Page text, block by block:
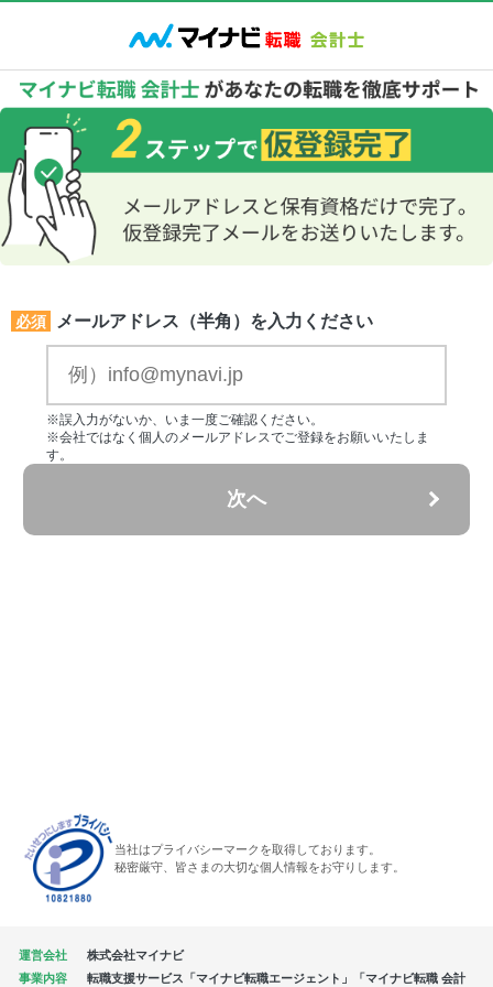
必須 メールアドレス（半角）を入力ください
※誤入力がないか、いま一度ご確認ください。
※会社ではなく個人のメールアドレスでご登録をお願いいたしま
す。
次へ
当社はプライバシーマークを取得しております。
秘密厳守、皆さまの大切な個人情報をお守りします。
運営会社
株式会社マイナビ
事業内容
転職支援サービス「マイナビ転職エージェント」「マイナビ転職 会計